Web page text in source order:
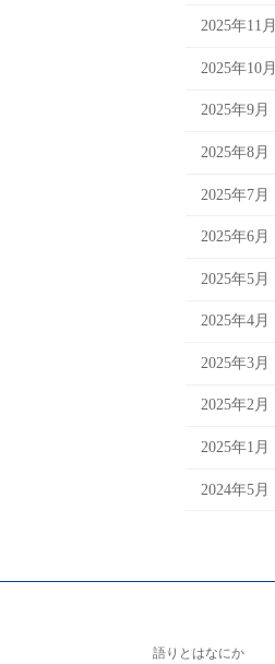
2025年11月
2025年10月
2025年9月
2025年8月
2025年7月
2025年6月
2025年5月
2025年4月
2025年3月
2025年2月
2025年1月
2024年5月
語りとはなにか